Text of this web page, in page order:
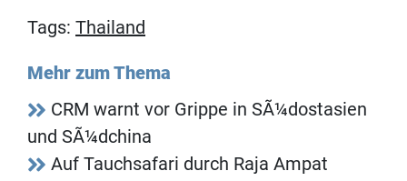
Tags: Thailand
Mehr zum Thema
CRM warnt vor Grippe in SÃ¼dostasien
und SÃ¼dchina
Auf Tauchsafari durch Raja Ampat